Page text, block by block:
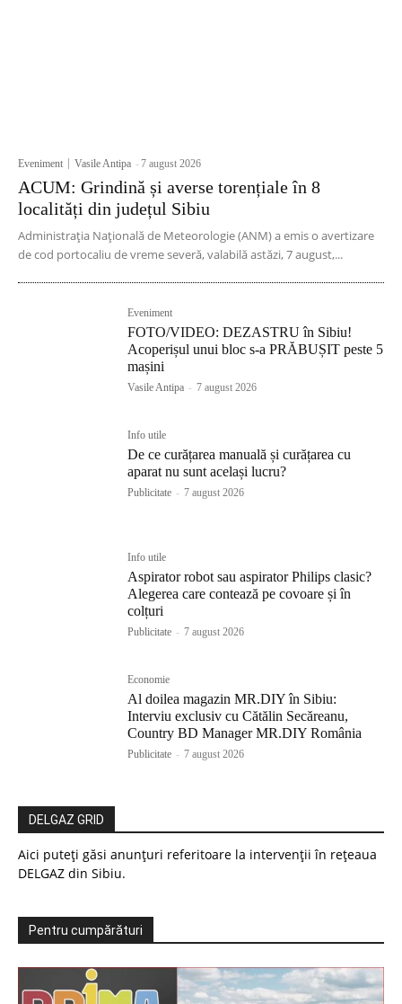
Eveniment Vasile Antipa -7 august 2026
ACUM: Grindină și averse torențiale în 8
localități din județul Sibiu
Administrația Națională de Meteorologie (ANM) a emis o avertizare
de cod portocaliu de vreme severă, valabilă astăzi, 7 august,...
Eveniment
FOTO/VIDEO: DEZASTRU în Sibiu!
Acoperișul unui bloc s-a PRĂBUȘIT peste 5
mașini
Vasile Antipa - 7 august 2026
Info utile
De ce curățarea manuală și curățarea cu
aparat nu sunt același lucru?
Publicitate - 7 august 2026
Info utile
Aspirator robot sau aspirator Philips clasic?
Alegerea care contează pe covoare și în
colțuri
Publicitate - 7 august 2026
Economie
Al doilea magazin MR.DIY în Sibiu:
Interviu exclusiv cu Cătălin Secăreanu,
Country BD Manager MR.DIY România
Publicitate - 7 august 2026
DELGAZ GRID
Aici puteți găsi anunțuri referitoare la intervenții în rețeaua
DELGAZ din Sibiu.
Pentru cumpărături